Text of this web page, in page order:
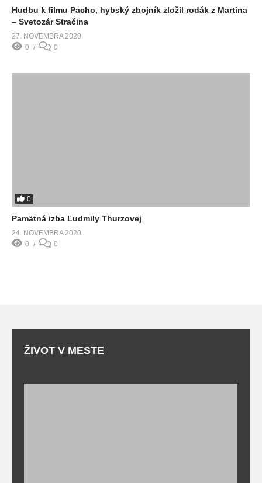
Hudbu k filmu Pacho, hybský zbojník zložil rodák z Martina
– Svetozár Stračina
27. NOVEMBRA 2020
0
0
0
Pamätná izba Ľudmily Thurzovej
24. NOVEMBRA 2020
0
0
ŽIVOT V MESTE